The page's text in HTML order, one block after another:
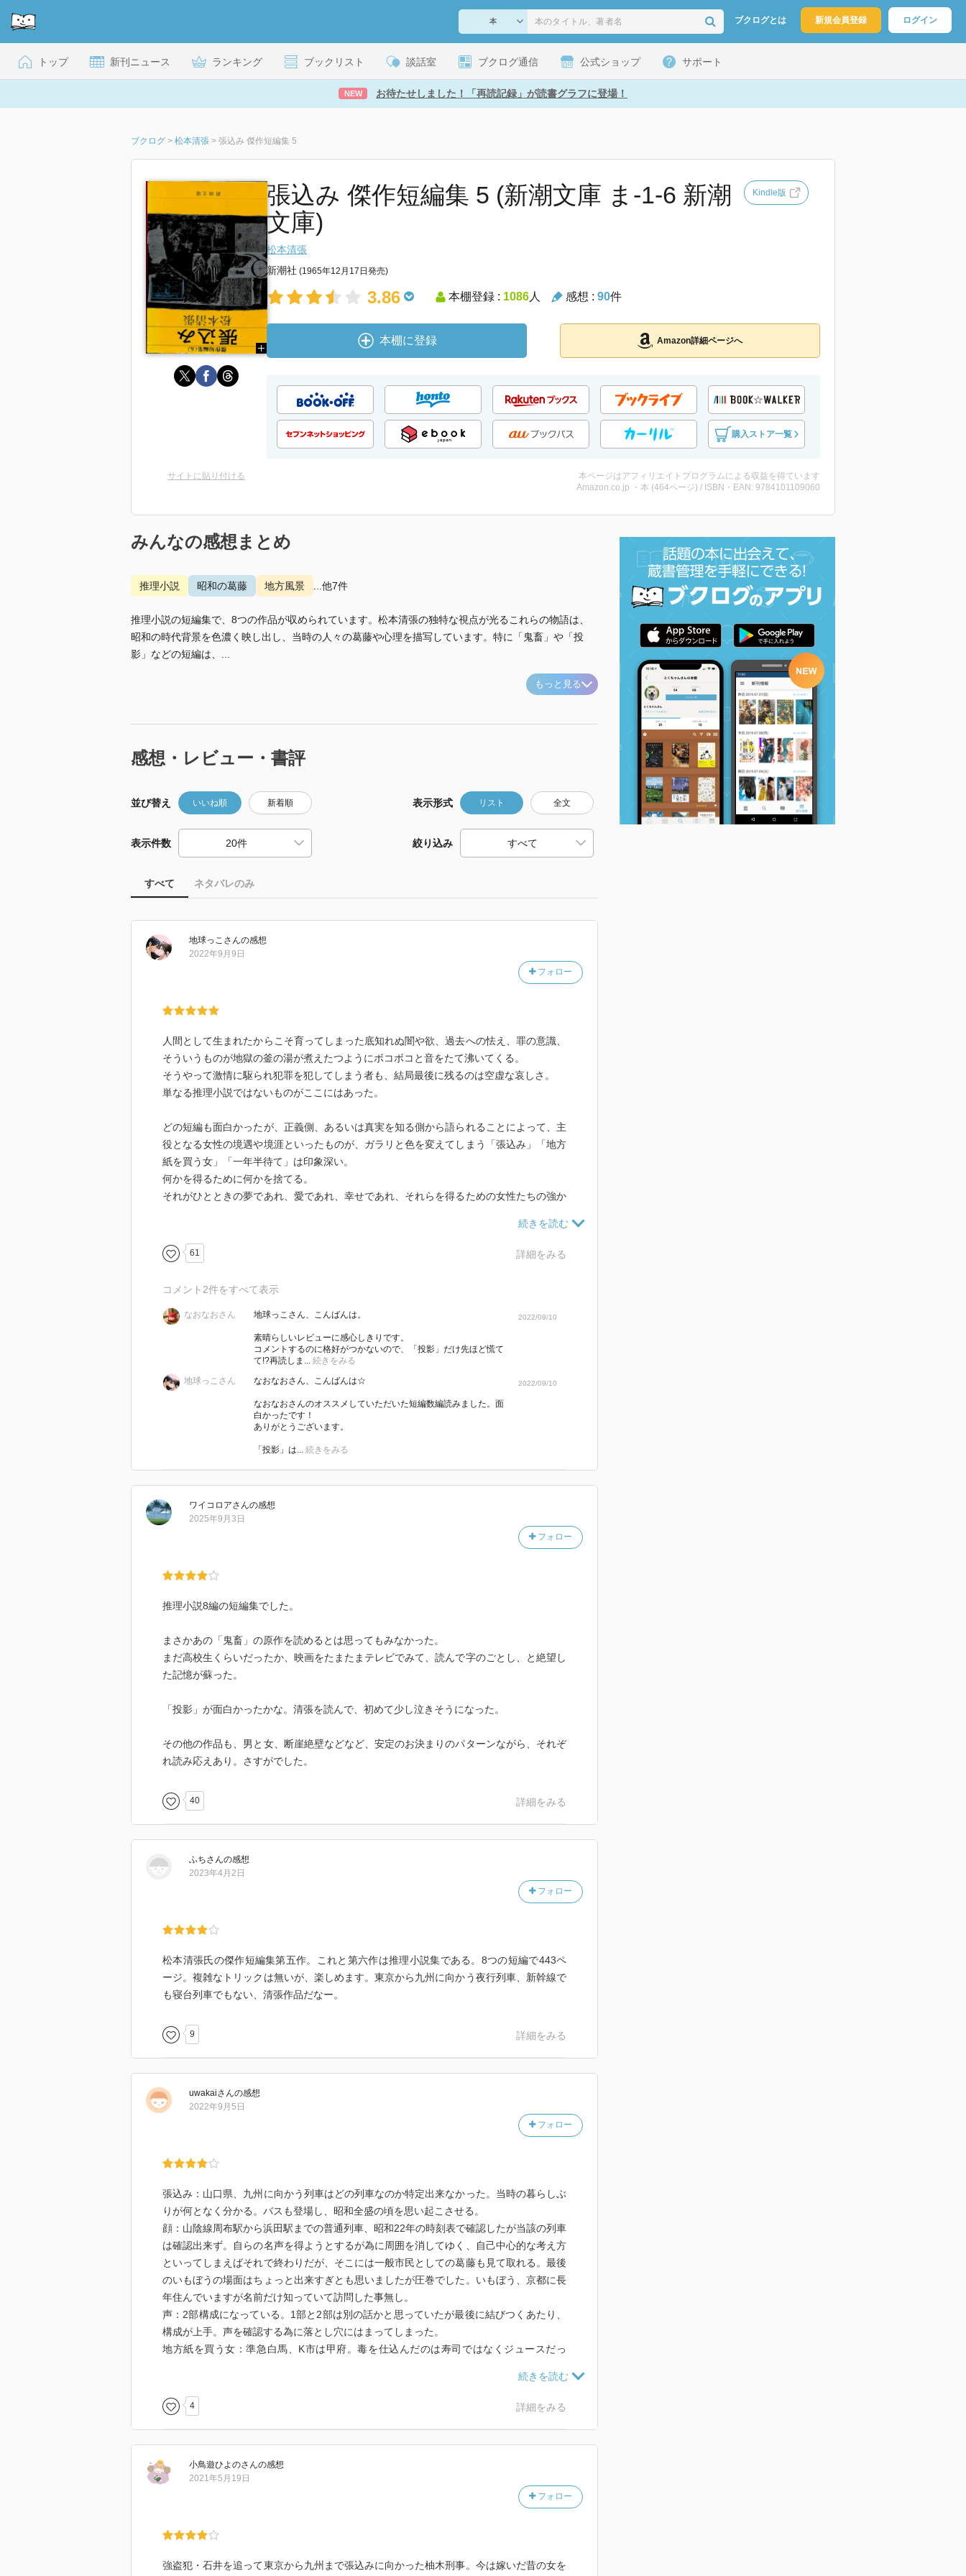
ブクログとは 新規会員登録 ログイン
トップ 新刊ニュース ランキング ブックリスト 談話室 ブクログ通信 公式ショップ サポート
NEW お待たせしました！「再読記録」が読書グラフに登場！
ブクログ > 松本清張 > 張込み 傑作短編集 5
張込み 傑作短編集 5 (新潮文庫 ま-1-6 新潮
文庫)
Kindle版
松本清張
新潮社 (1965年12月17日発売)
3.86 本棚登録 : 1086人 感想 : 90件
本棚に登録 Amazon詳細ページへ
購入ストア一覧
サイトに貼り付ける
本ページはアフィリエイトプログラムによる収益を得ています
Amazon.co.jp ・本 (464ページ) / ISBN・EAN: 9784101109060
みんなの感想まとめ
推理小説 昭和の葛藤 地方風景 ...他7件
推理小説の短編集で、8つの作品が収められています。松本清張の独特な視点が光るこれらの物語は、
昭和の時代背景を色濃く映し出し、当時の人々の葛藤や心理を描写しています。特に「鬼畜」や「投
影」などの短編は、...
もっと見る
感想・レビュー・書評
並び替え いいね順 新着順 表示形式 リスト 全文
表示件数 絞り込み
すべて ネタバレのみ
地球っこ さんの感想
フォロー
2022年9月9日
人間として生まれたからこそ育ってしまった底知れぬ闇や欲、過去への怯え、罪の意識、
そういうものが地獄の釜の湯が煮えたつようにボコボコと音をたて沸いてくる。
そうやって激情に駆られ犯罪を犯してしまう者も、結局最後に残るのは空虚な哀しさ。
単なる推理小説ではないものがここにはあった。
どの短編も面白かったが、正義側、あるいは真実を知る側から語られることによって、主
役となる女性の境遇や境涯といったものが、ガラリと色を変えてしまう「張込み」「地方
紙を買う女」「一年半待て」は印象深い。
何かを得るために何かを捨てる。
それがひとときの夢であれ、愛であれ、幸せであれ、それらを得るための女性たちの強か
その反対に男性たちの卑怯さに虚しさを覚えたのは「顔」「声」「鬼畜」そして「カルネ
アデスの舟板」。
先の女性たちと違うなって思ったのは、何かを得るために何かを捨てたのではなくて、手
そんななかで「投影」だけは、登場人物にも読後感にも明るさがあって、いちばん好みだ
女遊びがもとで勤めていた大手新聞社を、部長と喧嘩して辞めてしまった男が主人公。男
はその女とともに地方に流れ、市政悪と闘う小さな新聞社に入社することになる。そし
清張作品のなかではあまり話題に上がらないし、意外な作風の短編かもしれない。
く、そんな感じ。胸が熱くなる好きなストーリー展開なのだ。
清張さん没後30年。読めるだけ読んでみたい。
『この作家この10冊』
『文豪ナビ 松本清張』より
☆波の塔 神々の乱心
黒の回廊 天城越え
黒い手帖(随筆) 家紋
Dの複合 ☆顔
西郷札 ☆鬼畜
無宿人別帳 ☆カルネアデスの舟板
彩色江戸切絵図 現代官僚論
乱灯 江戸影絵 昭和史発掘
西海道談綺 古代史疑
共犯者( 同上 )
61 詳細をみる
コメント 2件をすべて表示
なおなおさん 地球っこさん、こんばんは。
素晴らしいレビューに感心しきりです。
コメントするのに格好がつかないので、「投影」だけ先ほど慌て
て!?再読しま... 続きをみる
2022/09/10
地球っこさん なおなおさん、こんばんは☆
なおなおさんのオススメしていただいた短編数編読みました。面
白かったです！
ありがとうございます。
「投影」は... 続きをみる
2022/09/10
ワイコロアさんの感想
フォロー
2025年9月3日
推理小説8編の短編集でした。
まさかあの「鬼畜」の原作を読めるとは思ってもみなかった。
まだ高校生くらいだったか、映画をたまたまテレビでみて、読んで字のごとし、と絶望し
た記憶が蘇った。
「投影」が面白かったかな。清張を読んで、初めて少し泣きそうになった。
その他の作品も、男と女、断崖絶壁などなど、安定のお決まりのパターンながら、それぞ
れ読み応えあり。さすがでした。
40 詳細をみる
ふちさんの感想
フォロー
2023年4月2日
松本清張氏の傑作短編集第五作。これと第六作は推理小説集である。8つの短編で443ペ
ージ。複雑なトリックは無いが、楽しめます。東京から九州に向かう夜行列車、新幹線で
も寝台列車でもない、清張作品だなー。
9 詳細をみる
uwakaiさんの感想
フォロー
2022年9月5日
張込み：山口県、九州に向かう列車はどの列車なのか特定出来なかった。当時の暮らしぶ
りが何となく分かる。バスも登場し、昭和全盛の頃を思い起こさせる。
顔：山陰線周布駅から浜田駅までの普通列車、昭和22年の時刻表で確認したが当該の列車
は確認出来ず。自らの名声を得ようとするが為に周囲を消してゆく、自己中心的な考え方
といってしまえばそれで終わりだが、そこには一般市民としての葛藤も見て取れる。最後
のいもぼうの場面はちょっと出来すぎとも思いましたが圧巻でした。いもぼう、京都に長
年住んでいますが名前だけ知っていて訪問した事無し。
声：2部構成になっている。1部と2部は別の話かと思っていたが最後に結びつくあたり、
構成が上手。声を確認する為に落とし穴にはまってしまった。
地方紙を買う女：準急白馬、K市は甲府。毒を仕込んだのは寿司ではなくジュースだっ
鬼畜：真面目な男がここまで転落するのかと思う。しかし女というものは恐ろしい。娘の
良子が何とも可哀そうだ。
1年半待て：男をはめるべくうまく仕組みを考えたものだ。
た。同様の汚職は世間至る所にあるのではないかと思う。
カルネアデスの舟板：内容的にはやや難しかったが芥川龍之介のクモの糸のようなストー
リーか、見下していた人に追いつかれるのは何ともつらいものだが受け入れなければなら
車のみで中国山脈に向かう。岡山駅から伯備線か、どこの盆地だろう？？？土地勘がある
4 詳細をみる
小鳥遊ひよのさんの感想
フォロー
2021年5月19日
強盗犯・石井を追って東京から九州まで張込みに向かった柚木刑事。今は嫁いだ昔の女を